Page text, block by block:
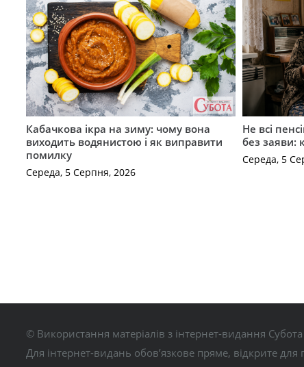
Кабачкова ікра на зиму: чому вона
виходить водянистою і як виправити
помилку
Середа, 5 Серпня, 2026
Не всі
без заяви:
Середа, 5
© Використання матеріалів з інтернет-видання
Для інтернет-видань обов’язкове пряме, відкрите